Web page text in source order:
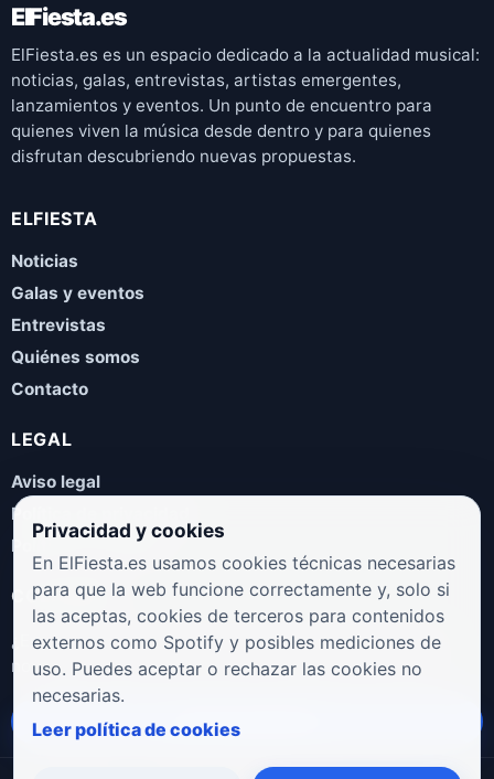
ElFiesta.es
ElFiesta.es es un espacio dedicado a la actualidad musical:
noticias, galas, entrevistas, artistas emergentes,
lanzamientos y eventos. Un punto de encuentro para
quienes viven la música desde dentro y para quienes
disfrutan descubriendo nuevas propuestas.
ELFIESTA
Noticias
Galas y eventos
Entrevistas
Quiénes somos
Contacto
LEGAL
Aviso legal
Política de privacidad
Política de cookies
COLABORA
¿Eres artista, manager, sello o promotor? Envíanos tus
novedades, galas, entrevistas o propuestas musicales.
Enviar propuesta
Privacidad y cookies
En ElFiesta.es usamos cookies técnicas necesarias
para que la web funcione correctamente y, solo si
las aceptas, cookies de terceros para contenidos
externos como Spotify y posibles mediciones de
uso. Puedes aceptar o rechazar las cookies no
necesarias.
Leer política de cookies